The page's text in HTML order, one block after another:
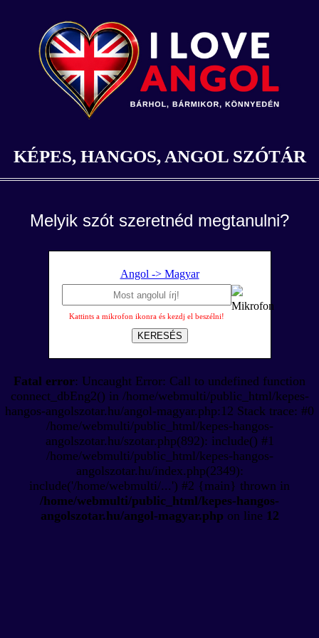
KÉPES, HANGOS, ANGOL SZÓTÁR
Melyik szót szeretnéd megtanulni?
Angol -> Magyar
Kattints a mikrofon ikonra és kezdj el beszélni!
KERESÉS
Fatal error: Uncaught Error: Call to undefined function
connect_dbEng2() in /home/webmulti/public_html/kepes-
hangos-angolszotar.hu/angol-magyar.php:12 Stack trace: #0
/home/webmulti/public_html/kepes-hangos-
angolszotar.hu/szotar.php(892): include() #1
/home/webmulti/public_html/kepes-hangos-
angolszotar.hu/index.php(2349):
include('/home/webmulti/...') #2 {main} thrown in
/home/webmulti/public_html/kepes-hangos-
angolszotar.hu/angol-magyar.php on line 12